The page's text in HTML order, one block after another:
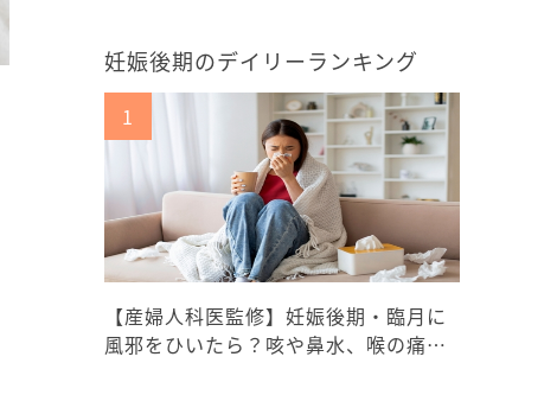
妊娠後期のデイリーランキング
【産婦人科医監修】妊娠後期・臨月に
風邪をひいたら？咳や鼻水、喉の痛…